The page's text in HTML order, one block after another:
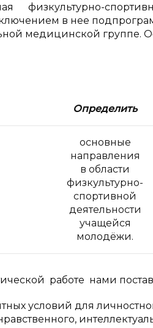
физкультурно-
в нее
медицинской группе.
Определить
основные
направления
в области
физкультурно-
спортивной
деятельности
учащейся
молодёжи.
работе нами
условий для